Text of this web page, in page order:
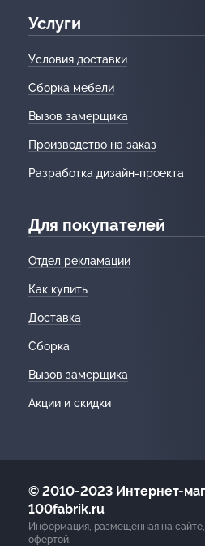
Услуги
Условия доставки
Сборка мебели
Вызов замерщика
Производство на заказ
Разработка дизайн-проекта
Для покупателей
Отдел рекламации
Как купить
Доставка
Сборка
Вызов замерщика
Акции и скидки
© 2010-2023 Интернет-
100fabrik.ru
Информация, размещенная на
офертой.